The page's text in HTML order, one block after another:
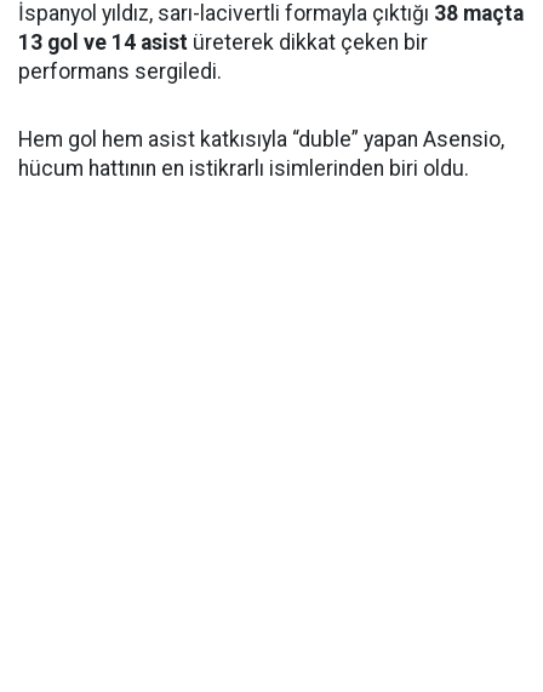
İspanyol yıldız, sarı-lacivertli formayla çıktığı 38 maçta
13 gol ve 14 asist üreterek dikkat çeken bir
performans sergiledi.
Hem gol hem asist katkısıyla “duble” yapan Asensio,
hücum hattının en istikrarlı isimlerinden biri oldu.